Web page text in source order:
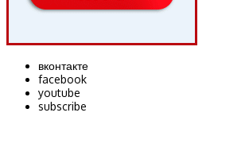
вконтакте
facebook
youtube
subscribe